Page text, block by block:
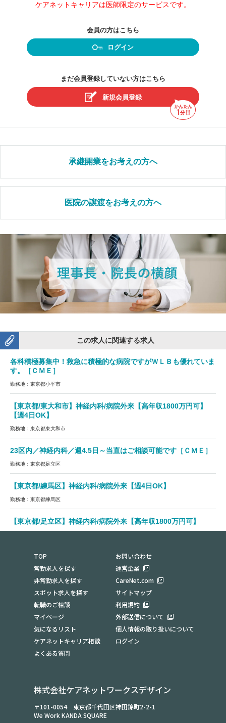
ケアネットキャリアは医師限定のサービスです。
会員の方はこちら
ログイン
まだ会員登録していない方はこちら
新規会員登録
承継開業をお考えの方へ
医院の譲渡をお考えの方へ
この求人に関連する求人
各科積極募集中！救急に積極的な病院ですがＷＬＢも優れていま
す。［ＣＭＥ］
勤務地：東京都小平市
【東京都/東大和市】神経内科/病院外来【高年収1800万円可】
【週4日OK】
勤務地：東京都東大和市
23区内／神経内科／週4.5日～当直はご相談可能です［ＣＭＥ］
勤務地：東京都足立区
【東京都/練馬区】神経内科/病院外来【週4日OK】
勤務地：東京都練馬区
【東京都/足立区】神経内科/病院外来【高年収1800万円可】
TOP
常勤求人を探す
非常勤求人を探す
スポット求人を探す
転職のご相談
マイページ
気になるリスト
ケアネットキャリア相談
よくある質問
お問い合わせ
運営企業
CareNet.com
サイトマップ
利用規約
外部送信について
個人情報の取り扱いについて
ログイン
株式会社ケアネットワークスデザイン
〒101-0054 東京都千代田区神田錦町2-2-1
We Work KANDA SQUARE